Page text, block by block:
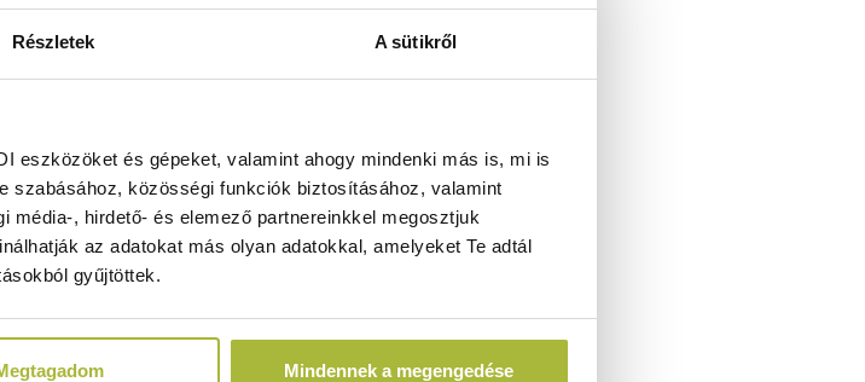
Részletek A sütikről
eszközöket és gépeket, valamint ahogy mindenki más is, mi is
szabásához, közösségi funkciók biztosításához, valamint
, hirdető- és elemező partnereinkkel megosztjuk
az adatokat más olyan adatokkal, amelyeket Te adtál
gyűjtöttek.
Mindennek a megengedése